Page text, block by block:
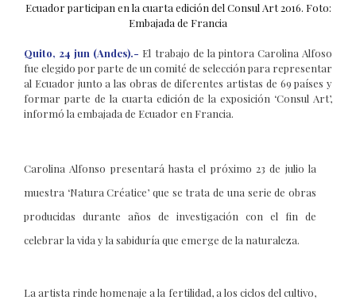
Ecuador participan en la cuarta edición del Consul Art 2016. Foto:
Embajada de Francia
Quito, 24 jun (Andes).- El trabajo de la pintora Carolina Alfoso
fue elegido por parte de un comité de selección para representar
al Ecuador junto a las obras de diferentes artistas de 69 países y
formar parte de la cuarta edición de la exposición ‘Consul Art’,
informó la embajada de Ecuador en Francia.
Carolina Alfonso presentará hasta el próximo 23 de julio la
muestra ‘Natura Créatice’ que se trata de una serie de obras
producidas durante años de investigación con el fin de
celebrar la vida y la sabiduría que emerge de la naturaleza.
La artista rinde homenaje a la fertilidad, a los ciclos del cultivo,